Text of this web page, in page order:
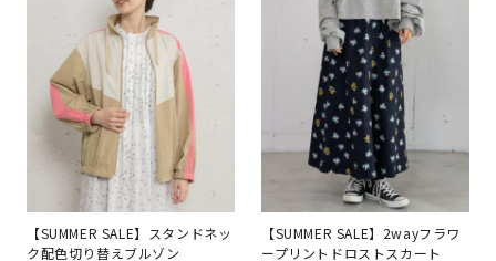
【SUMMER SALE】スタンドネッ
ク配色切り替えブルゾン
【SUMMER SALE】2wayフラワ
ープリントドロストスカート